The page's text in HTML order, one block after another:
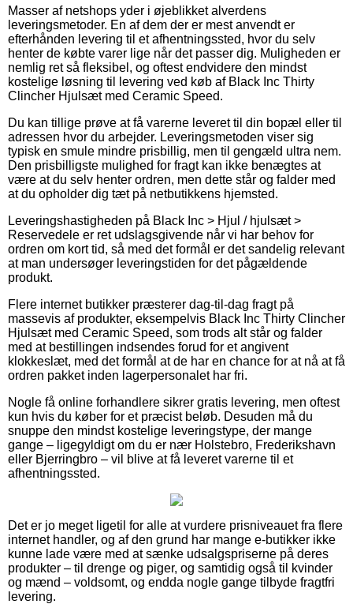
Masser af netshops yder i øjeblikket alverdens
leveringsmetoder. En af dem der er mest anvendt er
efterhånden levering til et afhentningssted, hvor du selv
henter de købte varer lige når det passer dig. Muligheden er
nemlig ret så fleksibel, og oftest endvidere den mindst
kostelige løsning til levering ved køb af Black Inc Thirty
Clincher Hjulsæt med Ceramic Speed.
Du kan tillige prøve at få varerne leveret til din bopæl eller til
adressen hvor du arbejder. Leveringsmetoden viser sig
typisk en smule mindre prisbillig, men til gengæld ultra nem.
Den prisbilligste mulighed for fragt kan ikke benægtes at
være at du selv henter ordren, men dette står og falder med
at du opholder dig tæt på netbutikkens hjemsted.
Leveringshastigheden på Black Inc > Hjul / hjulsæt >
Reservedele er ret udslagsgivende når vi har behov for
ordren om kort tid, så med det formål er det sandelig relevant
at man undersøger leveringstiden for det pågældende
produkt.
Flere internet butikker præsterer dag-til-dag fragt på
massevis af produkter, eksempelvis Black Inc Thirty Clincher
Hjulsæt med Ceramic Speed, som trods alt står og falder
med at bestillingen indsendes forud for et angivent
klokkeslæt, med det formål at de har en chance for at nå at få
ordren pakket inden lagerpersonalet har fri.
Nogle få online forhandlere sikrer gratis levering, men oftest
kun hvis du køber for et præcist beløb. Desuden må du
snuppe den mindst kostelige leveringstype, der mange
gange – ligegyldigt om du er nær Holstebro, Frederikshavn
eller Bjerringbro – vil blive at få leveret varerne til et
afhentningssted.
Det er jo meget ligetil for alle at vurdere prisniveauet fra flere
internet handler, og af den grund har mange e-butikker ikke
kunne lade være med at sænke udsalgspriserne på deres
produkter – til drenge og piger, og samtidig også til kvinder
og mænd – voldsomt, og endda nogle gange tilbyde fragtfri
levering.